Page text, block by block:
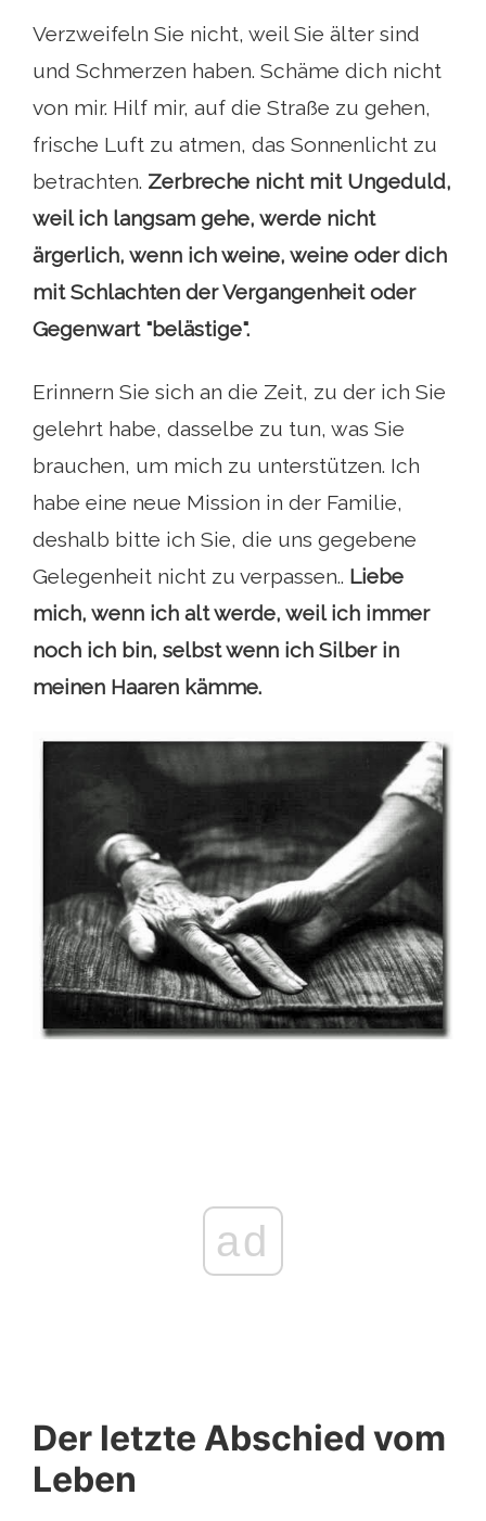
Verzweifeln Sie nicht, weil Sie älter sind
und Schmerzen haben. Schäme dich nicht
von mir. Hilf mir, auf die Straße zu gehen,
frische Luft zu atmen, das Sonnenlicht zu
betrachten. Zerbreche nicht mit Ungeduld,
weil ich langsam gehe, werde nicht
ärgerlich, wenn ich weine, weine oder dich
mit Schlachten der Vergangenheit oder
Gegenwart "belästige".
Erinnern Sie sich an die Zeit, zu der ich Sie
gelehrt habe, dasselbe zu tun, was Sie
brauchen, um mich zu unterstützen. Ich
habe eine neue Mission in der Familie,
deshalb bitte ich Sie, die uns gegebene
Gelegenheit nicht zu verpassen.. Liebe
mich, wenn ich alt werde, weil ich immer
noch ich bin, selbst wenn ich Silber in
meinen Haaren kämme.
ad
Der letzte Abschied vom
Leben